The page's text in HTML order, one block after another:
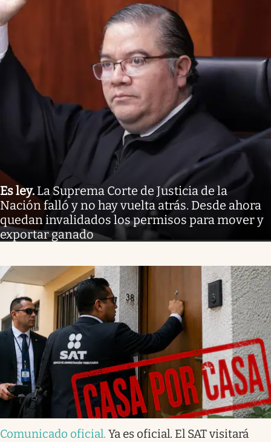
Es ley. La Suprema Corte de Justicia de la
Nación falló y no hay vuelta atrás. Desde ahora
quedan invalidados los permisos para mover y
exportar ganado
Comunicado oficial. Ya es oficial. El SAT visitará